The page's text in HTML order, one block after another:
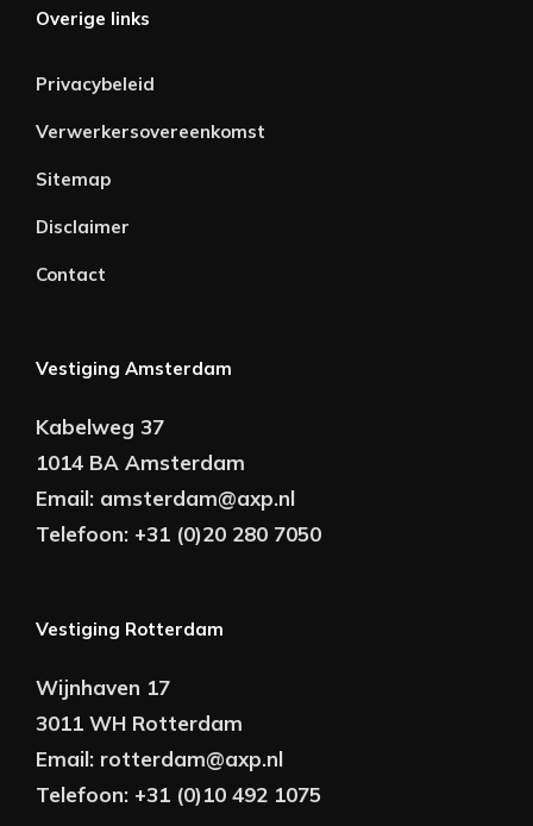
Overige links
Privacybeleid
Verwerkersovereenkomst
Sitemap
Disclaimer
Contact
Vestiging Amsterdam
Kabelweg 37
1014 BA Amsterdam
Email: amsterdam@axp.nl
Telefoon: +31 (0)20 280 7050
Vestiging Rotterdam
Wijnhaven 17
3011 WH Rotterdam
Email: rotterdam@axp.nl
Telefoon: +31 (0)10 492 1075